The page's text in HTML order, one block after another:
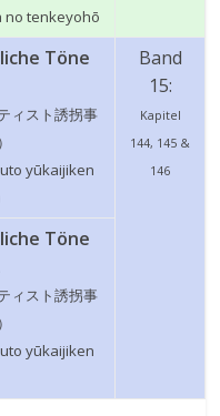
no tenkeyohō
Töne
ィスト誘拐事
yūkaijiken
Band
15:
Kapitel
144, 145 &
146
Töne
ィスト誘拐事
yūkaijiken